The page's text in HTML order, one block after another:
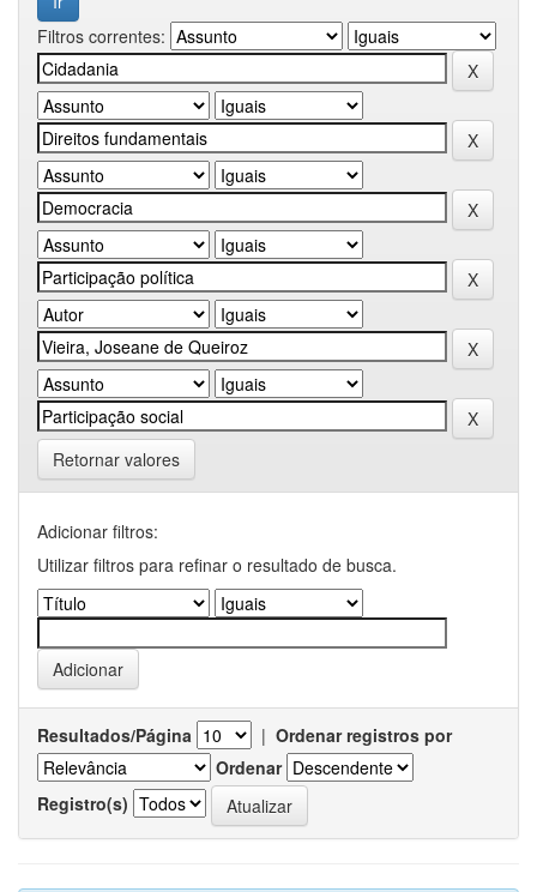
Filtros correntes:
Retornar valores
Adicionar filtros:
Utilizar filtros para refinar o resultado de busca.
Resultados/Página | Ordenar registros por
Ordenar
Registro(s)